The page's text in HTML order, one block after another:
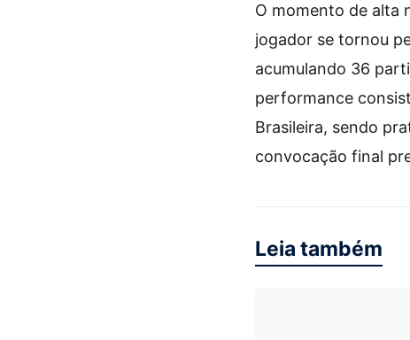
O momento de alta
jogador se tornou
acumulando 36
performance
Brasileira, sendo
convocação final
Leia também